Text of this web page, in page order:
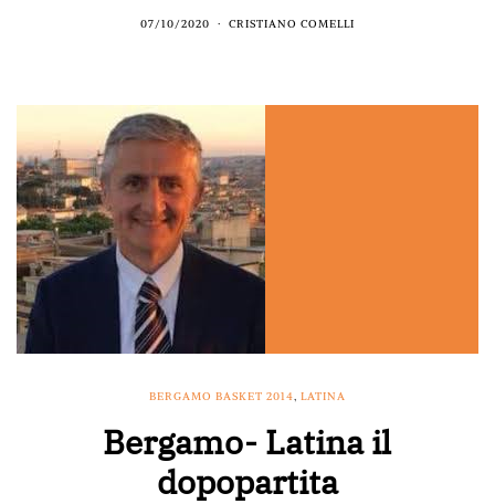
07/10/2020 CRISTIANO COMELLI
BERGAMO BASKET 2014, LATINA
Bergamo- Latina il
dopopartita